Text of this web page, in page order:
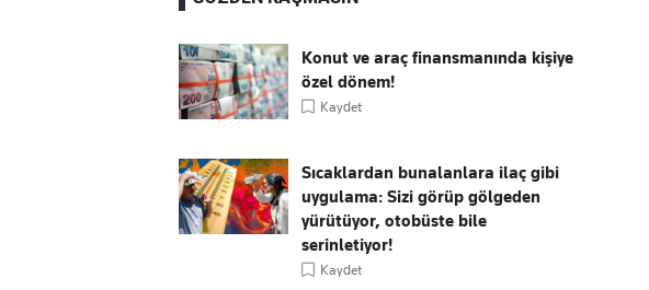
Konut ve araç finansmanında kişiye
özel dönem!
Kaydet
Sıcaklardan bunalanlara ilaç gibi
uygulama: Sizi görüp gölgeden
yürütüyor, otobüste bile
serinletiyor!
Kaydet